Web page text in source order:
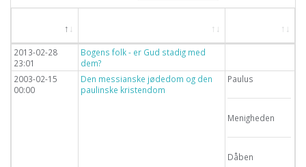
2013-02-28
23:01
Bogens folk - er Gud stadig med
dem?
2003-02-15
00:00
Den messianske jødedom og den
paulinske kristendom
Paulus
Menigheden
Dåben